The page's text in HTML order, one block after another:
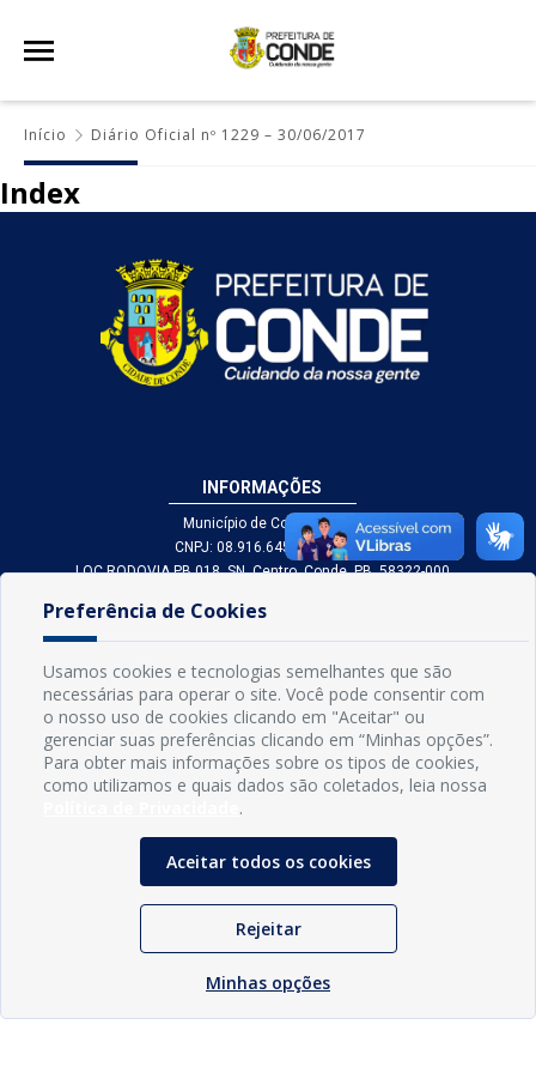
Início Diário Oficial nº 1229 – 30/06/2017
Index
INFORMAÇÕES
Município de Conde - PB
CNPJ: 08.916.645/0001-80
LOC RODOVIA PB 018, SN, Centro, Conde, PB, 58322-000
gabinetedaprefeita@conde.pb.gov.br
Exp: Segunda a sexta, das 8h às 14h.
© Prefeitura Municipal do Conde | Desenvolvido porSogo Tecnologia
Preferência de Cookies
Usamos cookies e tecnologias semelhantes que são
necessárias para operar o site. Você pode consentir com
o nosso uso de cookies clicando em "Aceitar" ou
gerenciar suas preferências clicando em “Minhas opções”.
Para obter mais informações sobre os tipos de cookies,
como utilizamos e quais dados são coletados, leia nossa
.
Aceitar todos os cookies
Rejeitar
Minhas opções